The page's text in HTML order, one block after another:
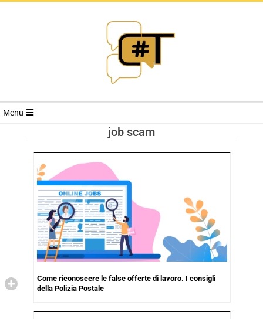
RIVISTA
TRENDS
Menu
job scam
Come riconoscere le false offerte di lavoro. I consigli
della Polizia Postale